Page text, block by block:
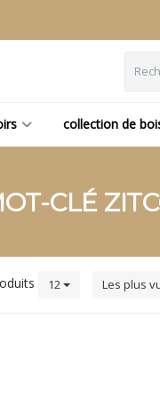
collection de
CLÉ
12 Les plus